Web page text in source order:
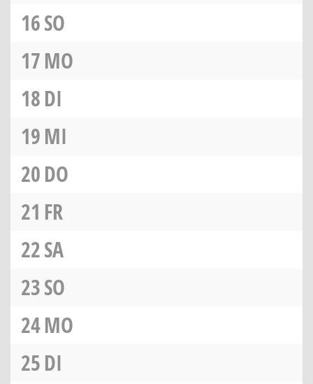
16SO
17MO
18DI
19MI
20DO
21 FR
22SA
23SO
24MO
25DI